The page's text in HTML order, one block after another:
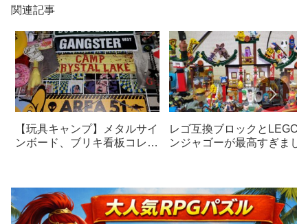
関連記事
【玩具キャンプ】メタルサイ
ンボード、ブリキ看板コレク
レゴ互換ブロックとLEGO
ンジャゴーが最高すぎまし